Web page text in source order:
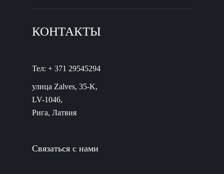
КОНТАКТЫ
Тел: + 371 29545294
улица Zalves, 35-K,
LV-1046,
Рига, Латвия
Связаться с нами